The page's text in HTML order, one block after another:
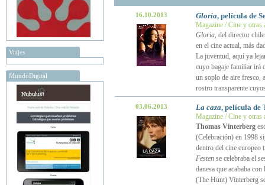
Viajes
MundoDigital
16.10.2013 Gloria, película de
Magazine / Cine y otras
Gloria, del director
en el cine actual, más
La juventud, aquí ya
cuyo bagaje familiar irá
un soplo de aire fresco,
rostro transparente
03.06.2013 La caza, película de
Magazine / Cine y otras
Thomas Vinterberg
(Celebración) en 1998
dentro del cine europeo
Festense celebraba el
danesa que acababa
(The Hunt) Vinterberg